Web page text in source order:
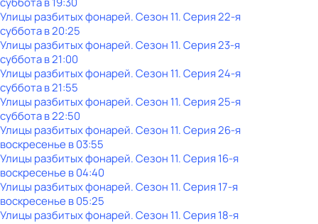
Улицы разбитых фонарей. Сезон 11. Серия 22-я
субботав20:25
Улицы разбитых фонарей. Сезон 11. Серия 23-я
субботав21:00
Улицы разбитых фонарей. Сезон 11. Серия 24-я
субботав21:55
Улицы разбитых фонарей. Сезон 11. Серия 25-я
субботав22:50
Улицы разбитых фонарей. Сезон 11. Серия 26-я
воскресенье в03:55
Улицы разбитых фонарей. Сезон 11. Серия 16-я
воскресенье в04:40
Улицы разбитых фонарей. Сезон 11. Серия 17-я
воскресенье в05:25
Улицы разбитых фонарей. Сезон 11. Серия 18-я